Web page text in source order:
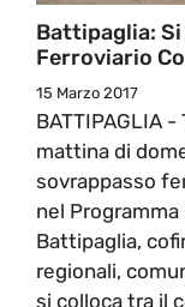
Battipaglia:
Ferroviario
15 Marzo 2017
BATTIPAGLIA
mattina di
sovrappasso
nel Programma
Battipaglia,
regionali,
si colloca tra il